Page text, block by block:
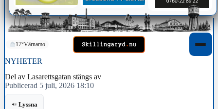
17°Värnamo
NYHETER
Del av Lasarettsgatan stängs av
Publicerad 5 juli, 2026 18:10
Lyssna